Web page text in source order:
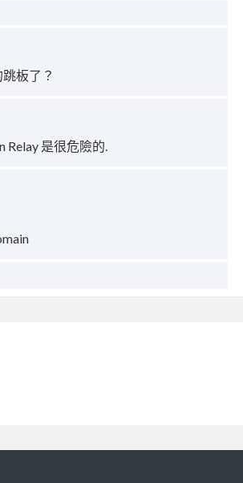
板了？
Relay 是很危險的.